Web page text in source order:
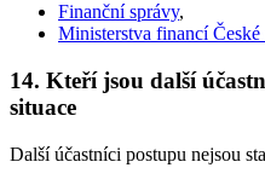
Finanční správy,
Ministerstva financí
14. Kteří jsou další
situace
Další účastníci postupu nejsou